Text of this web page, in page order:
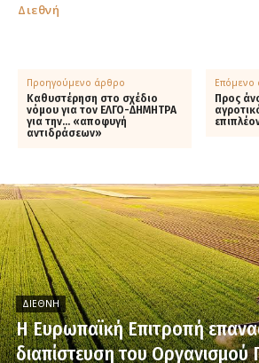
Διεθνή
Προηγούμενο άρθρο
Καθυστέρηση στο σχέδιο
νόμου για τον ΕΛΓΟ-ΔΗΜΗΤΡΑ
για την… «αποφυγή
αντιδράσεων»
Επόμενο
Προς
ΔΙΕΘΝΉ
H Ευρωπαϊκή Επιτροπή
διαπίστευση του